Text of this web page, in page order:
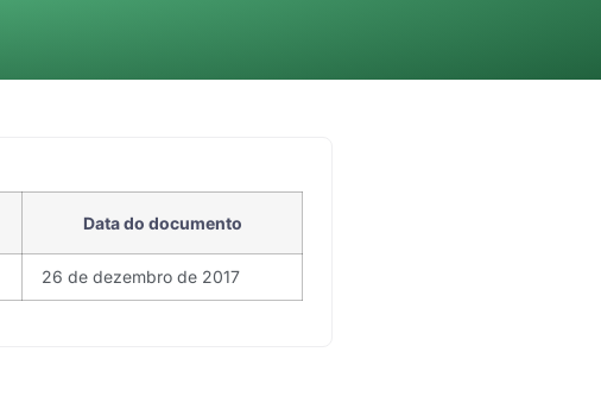
Data do documento
26 de dezembro de 2017